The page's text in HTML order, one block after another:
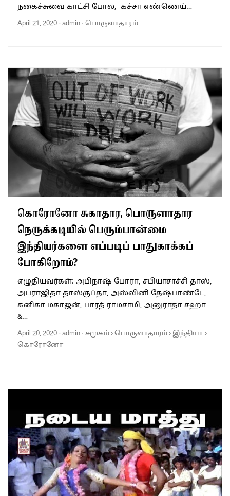
நகைச்சுவை காட்சி போல, கச்சா எண்ணெய்…
April 21, 2020-admin · பொருளாதாரம்
கொரோனோ சுகாதார, பொருளாதார
நெருக்கடியில் பெரும்பான்மை
இந்தியர்களை எப்படிப் பாதுகாக்கப்
போகிறோம்?
எழுதியவர்கள்: அபிநாஷ் போரா, சபியாசாச்சி தாஸ்,
அபராஜிதா தாஸ்குப்தா, அஸ்வினி தேஷ்பாண்டே,
கனிகா மகாஜன், பாரத் ராமசாமி, அனுராதா சஹா
&…
April 20, 2020-admin · சமூகம்›பொருளாதாரம்› இந்தியா›
கொரோனோ